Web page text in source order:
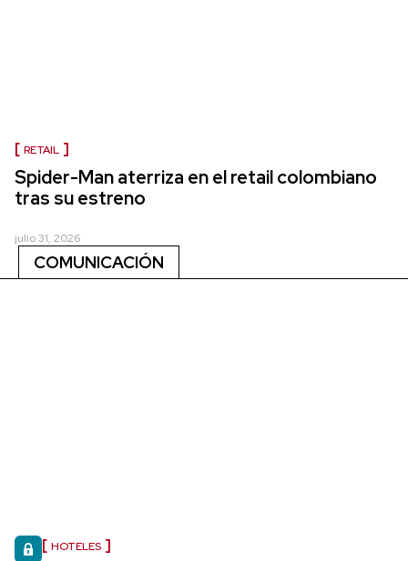
RETAIL
Spider-Man aterriza en el retail colombiano
tras su estreno
julio 31, 2026
COMUNICACIÓN
HOTELES